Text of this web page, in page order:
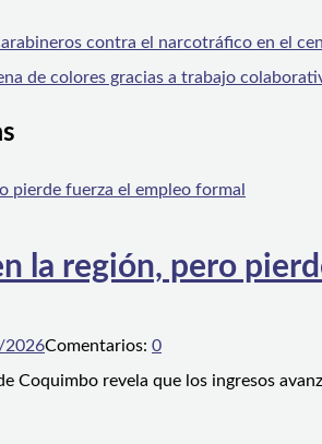
contra el narcotráfico en el
de colores gracias a trabajo
la región, pero
Comentarios: 0
Coquimbo revela que los ingresos